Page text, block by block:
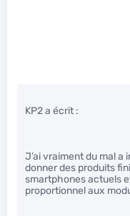
KP2 a écrit :
J’ai vraiment du mal
donner des produits
smartphones actuels
proportionnel aux